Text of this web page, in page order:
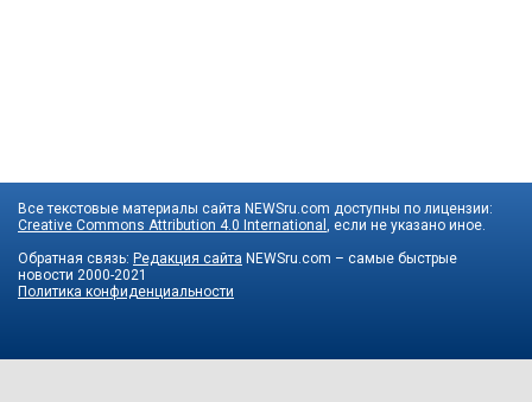
Все текстовые материалы сайта NEWSru.com доступны по лицензии:
Creative Commons Attribution 4.0 International
, если не указано иное.
Обратная связь: Редакция сайта NEWSru.com – самые быстрые
новости 2000-2021
Политика конфиденциальности